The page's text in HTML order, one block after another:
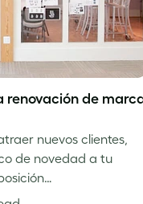
renovación de
nuevos clientes,
de novedad a tu